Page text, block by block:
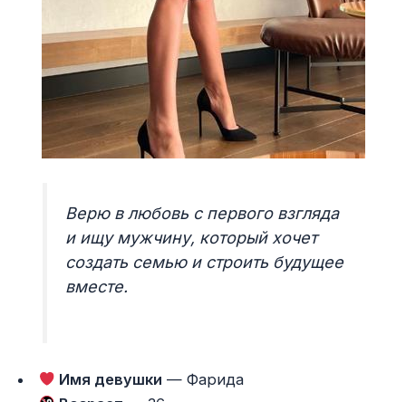
Верю в любовь с первого взгляда
и ищу мужчину, который хочет
создать семью и строить будущее
вместе.
Имя девушки — Фарида